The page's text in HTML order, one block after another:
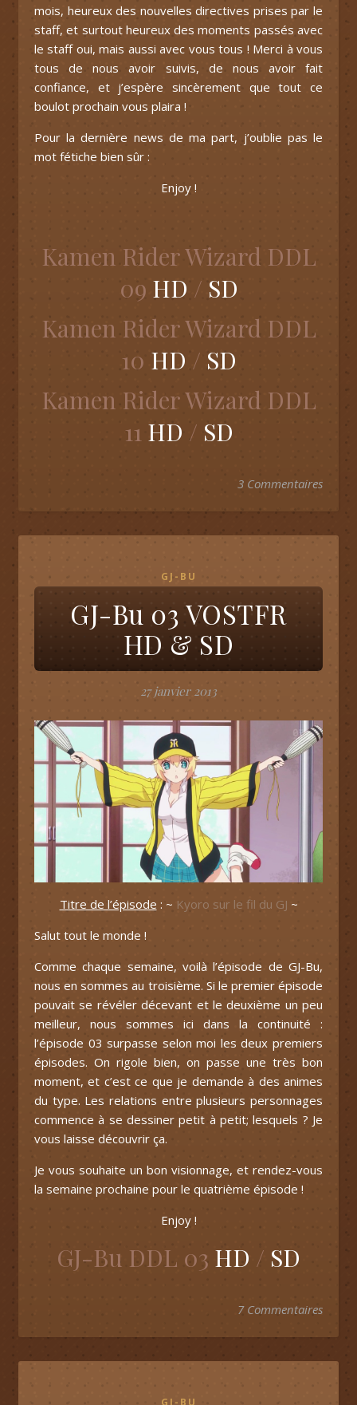
mois, heureux des nouvelles directives prises par le
staff, et surtout heureux des moments passés avec
le staff oui, mais aussi avec vous tous ! Merci à vous
tous de nous avoir suivis, de nous avoir fait
confiance, et j’espère sincèrement que tout ce
boulot prochain vous plaira !
Pour la dernière news de ma part, j’oublie pas le
mot fétiche bien sûr :
Enjoy !
Kamen Rider Wizard DDL
09 HD / SD
Kamen Rider Wizard DDL
10 HD / SD
Kamen Rider Wizard DDL
11 HD / SD
3 Commentaires
GJ-BU
GJ-Bu 03 VOSTFR
HD & SD
27 janvier 2013
Titre de l’épisode : ~ Kyoro sur le fil du GJ ~
Salut tout le monde !
Comme chaque semaine, voilà l’épisode de GJ-Bu,
nous en sommes au troisième. Si le premier épisode
pouvait se révéler décevant et le deuxième un peu
meilleur, nous sommes ici dans la continuité :
l’épisode 03 surpasse selon moi les deux premiers
épisodes. On rigole bien, on passe une très bon
moment, et c’est ce que je demande à des animes
du type. Les relations entre plusieurs personnages
commence à se dessiner petit à petit; lesquels ? Je
vous laisse découvrir ça.
Je vous souhaite un bon visionnage, et rendez-vous
la semaine prochaine pour le quatrième épisode !
Enjoy !
GJ-Bu DDL 03 HD / SD
7 Commentaires